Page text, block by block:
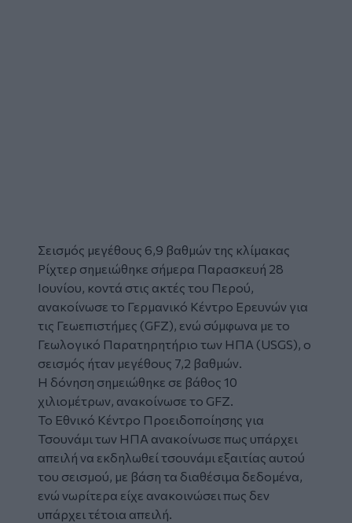
Σεισμός μεγέθους 6,9 βαθμών της κλίμακας
Ρίχτερ σημειώθηκε σήμερα Παρασκευή 28
Ιουνίου, κοντά στις ακτές του Περού,
ανακοίνωσε το Γερμανικό Κέντρο Ερευνών για
τις Γεωεπιστήμες (GFZ), ενώ σύμφωνα με το
Γεωλογικό Παρατηρητήριο των ΗΠΑ (USGS), ο
σεισμός ήταν μεγέθους 7,2 βαθμών.
Η δόνηση σημειώθηκε σε βάθος 10
χιλιομέτρων, ανακοίνωσε το GFZ.
Το Εθνικό Κέντρο Προειδοποίησης για
Τσουνάμι των ΗΠΑ ανακοίνωσε πως υπάρχει
απειλή να εκδηλωθεί τσουνάμι εξαιτίας αυτού
του σεισμού, με βάση τα διαθέσιμα δεδομένα,
ενώ νωρίτερα είχε ανακοινώσει πως δεν
υπάρχει τέτοια απειλή.